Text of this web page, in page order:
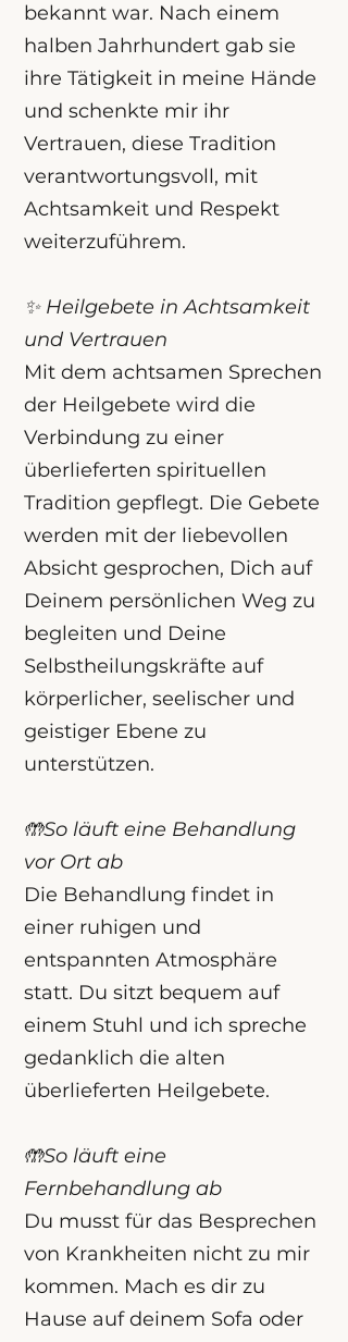
bekannt war. Nach einem
halben Jahrhundert gab sie
ihre Tätigkeit in meine Hände
und schenkte mir ihr
Vertrauen, diese Tradition
verantwortungsvoll, mit
Achtsamkeit und Respekt
weiterzuführem.
✨ Heilgebete in Achtsamkeit
und Vertrauen
Mit dem achtsamen Sprechen
der Heilgebete wird die
Verbindung zu einer
überlieferten spirituellen
Tradition gepflegt. Die Gebete
werden mit der liebevollen
Absicht gesprochen, Dich auf
Deinem persönlichen Weg zu
begleiten und Deine
Selbstheilungskräfte auf
körperlicher, seelischer und
geistiger Ebene zu
unterstützen.
🤲So läuft eine Behandlung
vor Ort ab
Die Behandlung findet in
einer ruhigen und
entspannten Atmosphäre
statt. Du sitzt bequem auf
einem Stuhl und ich spreche
gedanklich die alten
überlieferten Heilgebete.
🤲So läuft eine
Fernbehandlung ab
Du musst für das Besprechen
von Krankheiten nicht zu mir
kommen. Mach es dir zu
Hause auf deinem Sofa oder